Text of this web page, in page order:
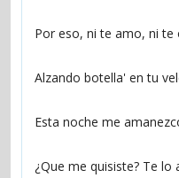
Por eso, ni te amo, ni te
Alzando botella' en tu
Esta noche me
¿Que me quisiste? Te lo